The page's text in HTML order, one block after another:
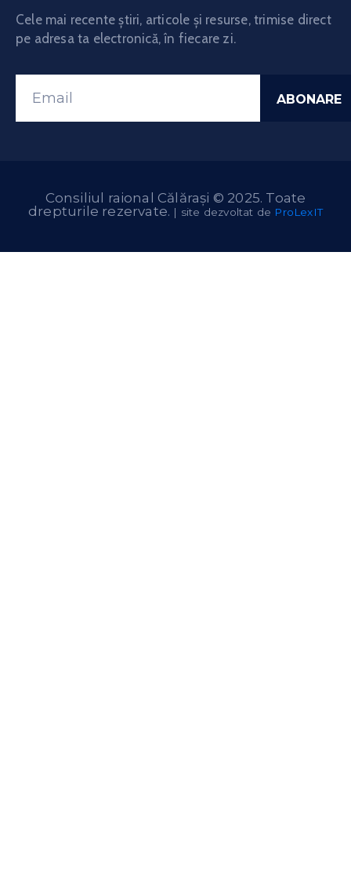
Cele mai recente știri, articole și resurse, trimise direct
pe adresa ta electronică, în fiecare zi.
Consiliul raional Călărași © 2025. Toate
drepturile rezervate. | site dezvoltat de ProLexIT